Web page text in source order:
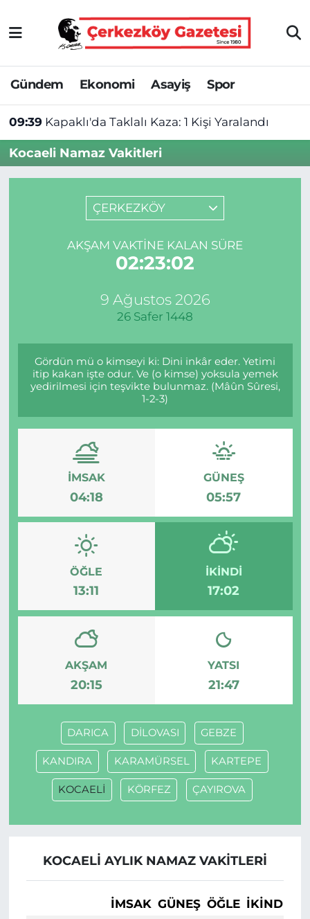
Gündem Ekonomi Asayiş Spor
09:39 Kapaklı'da Taklalı Kaza: 1 Kişi Yaralandı
Kocaeli Namaz Vakitleri
ÇERKEZKÖY
AKŞAM VAKTINE KALAN SÜRE
02:23:02
9 Ağustos 2026
26 Safer 1448
Gördün mü o kimseyi ki: Dini inkâr eder. Yetimi
itip kakan işte odur. Ve (o kimse) yoksula yemek
yedirilmesi için teşvikte bulunmaz. (Mâûn Sûresi,
1-2-3)
İMSAK
04:18
GÜNEŞ
05:57
ÖĞLE
13:11
İKINDI
17:02
AKŞAM
20:15
YATSI
21:47
DARICA DİLOVASI GEBZE
KANDIRA KARAMÜRSEL KARTEPE
KOCAELİ KÖRFEZ ÇAYIROVA
KOCAELİ AYLIK NAMAZ VAKITLERI
İMSAK GÜNEŞ ÖĞLE İKINDI
Asayiş
Ekonomi
Gündem
Haber
Kültür&Sanat
İletişim
Topluluk Kuralları
Yayın İlkeleri
Tekirdağ Nöbetçi Eczaneler
Tekirdağ Hava Durumu
Tekirdağ Namaz Vakitleri
Tekirdağ Trafik Yoğunluk Haritası
Süper Lig Puan Durumu ve Fikstür
Son Dakika Haberleri
Haber Arşivi